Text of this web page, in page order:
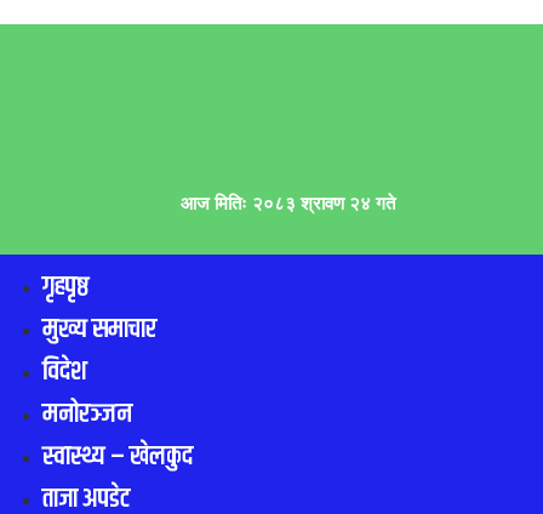
आज मितिः २०८३ श्रावण २४ गते
गृहपृष्ठ
मुख्य समाचार
विदेश
मनोरञ्जन
स्वास्थ्य – खेलकुद
ताजा अपडेट